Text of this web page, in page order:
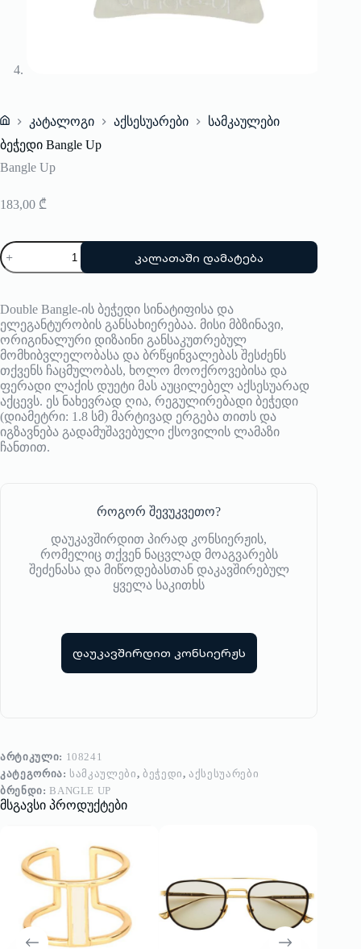
Home
კატალოგი აქსესუარები
სამკაულები
ბეჭედი Bangle Up
Bangle Up
183,00 ₾
რაოდენობა:
ბეჭედი
Bangle
კალათაში დამატება
Double Bangle-ის ბეჭედი სინატიფისა და
ელეგანტურობის განსახიერებაა. მისი მბზინავი,
ორიგინალური დიზაინი განსაკუთრებულ
მომხიბვლელობასა და ბრწყინვალებას შესძენს
თქვენს ჩაცმულობას, ხოლო მოოქროვებისა და
ფერადი ლაქის დუეტი მას აუცილებელ აქსესუარად
აქცევს. ეს ნახევრად ღია, რეგულირებადი ბეჭედი
(დიამეტრი: 1.8 სმ) მარტივად ერგება თითს და
იგზავნება გადამუშავებული ქსოვილის ლამაზი
ჩანთით.
როგორ შევუკვეთო?
დაუკავშირდით პირად კონსიერჟის,
რომელიც თქვენ ნაცვლად მოაგვარებს
შეძენასა და მიწოდებასთან დაკავშირებულ
ყველა საკითხს
დაუკავშირდით კონსიერჟს
ᲐᲠᲢᲘᲙᲣᲚᲘ: 108241
ᲙᲐᲢᲔᲒᲝᲠᲘᲐ: ᲡᲐᲛᲙᲐᲣᲚᲔᲑᲘ, ᲑᲔᲭᲔᲓᲘ,ᲐᲥᲡᲔᲡᲣᲐᲠᲔᲑᲘ
ᲑᲠᲔᲜᲓᲘ: BANGLE UP
მსგავსი პროდუქტები